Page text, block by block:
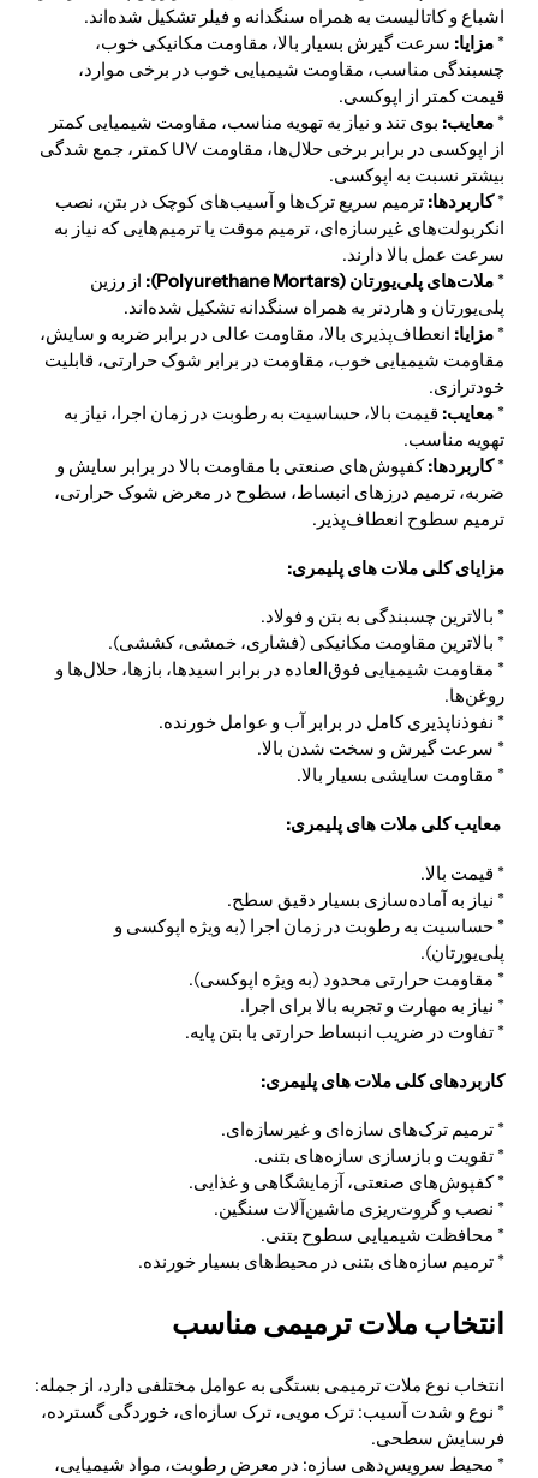
اشباع و کاتالیست به همراه سنگدانه و فیلر تشکیل شده‌اند.
* مزایا: سرعت گیرش بسیار بالا، مقاومت مکانیکی خوب،
چسبندگی مناسب، مقاومت شیمیایی خوب در برخی موارد،
قیمت کمتر از اپوکسی.
* معایب: بوی تند و نیاز به تهویه مناسب، مقاومت شیمیایی کمتر
از اپوکسی در برابر برخی حلال‌ها، مقاومت UV کمتر، جمع شدگی
بیشتر نسبت به اپوکسی.
*کاربردها: ترمیم سریع ترک‌ها و آسیب‌های کوچک در بتن، نصب
انکربولت‌های غیرسازه‌ای، ترمیم موقت یا ترمیم‌هایی که نیاز به
سرعت عمل بالا دارند.
* ملات‌های پلی‌یورتان (Polyurethane Mortars):
از رزین
پلی‌یورتان و هاردنر به همراه سنگدانه تشکیل شده‌اند.
* مزایا: انعطاف‌پذیری بالا، مقاومت عالی در برابر ضربه و سایش،
مقاومت شیمیایی خوب، مقاومت در برابر شوک حرارتی، قابلیت
خودترازی.
* معایب: قیمت بالا، حساسیت به رطوبت در زمان اجرا، نیاز به
تهویه مناسب.
*کاربردها:کفپوش‌های صنعتی با مقاومت بالا در برابر سایش و
ضربه، ترمیم درزهای انبساط، سطوح در معرض شوک حرارتی،
ترمیم سطوح انعطاف‌پذیر.
مزایای کلی ملات های پلیمری:
* بالاترین چسبندگی به بتن و فولاد.
* بالاترین مقاومت مکانیکی (فشاری، خمشی، کششی).
* مقاومت شیمیایی فوق‌العاده در برابر اسیدها، بازها، حلال‌ها و
روغن‌ها.
* نفوذناپذیری کامل در برابر آب و عوامل خورنده.
* سرعت گیرش و سخت شدن بالا.
* مقاومت سایشی بسیار بالا.
معایب کلی ملات های پلیمری:
* قیمت بالا.
* نیاز به آماده‌سازی بسیار دقیق سطح.
* حساسیت به رطوبت در زمان اجرا (به ویژه اپوکسی و
پلی‌یورتان).
* مقاومت حرارتی محدود (به ویژه اپوکسی).
* نیاز به مهارت و تجربه بالا برای اجرا.
* تفاوت در ضریب انبساط حرارتی با بتن پایه.
کاربردهای کلی ملات های پلیمری:
* ترمیم ترک‌های سازه‌ای و غیرسازه‌ای.
* تقویت و بازسازی سازه‌های بتنی.
* کفپوش‌های صنعتی، آزمایشگاهی و غذایی.
* نصب و گروت‌ریزی ماشین‌آلات سنگین.
* محافظت شیمیایی سطوح بتنی.
* ترمیم سازه‌های بتنی در محیط‌های بسیار خورنده.
انتخاب ملات ترمیمی مناسب
انتخاب نوع ملات ترمیمی بستگی به عوامل مختلفی دارد، از جمله:
* نوع و شدت آسیب: ترک مویی، ترک سازه‌ای، خوردگی گسترده،
فرسایش سطحی.
* محیط سرویس‌دهی سازه: در معرض رطوبت، مواد شیمیایی،